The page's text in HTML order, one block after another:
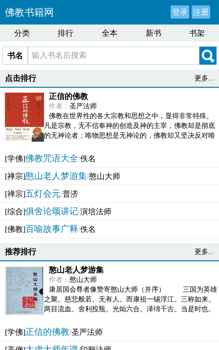
佛教书籍网 登录 注册
分类 排行 全本 新书 书架
书名
点击排行 更多...
正信的佛教
作者： 圣严法师
佛教在世界性的各大宗教和思想之中，显得非常特殊。
凡是宗教，无不信奉神的创造及神的主宰，佛教却是彻底
的无神论者；唯物思想是无神论的，佛教却又坚决反对唯
[学佛]佛教咒语大全/佚名
[禅宗]憨山老人梦游集/憨山大师
[禅宗]五灯会元/普济
[综合]俱舍论颂讲记/演培法师
[佛教]百喻故事广释/佚名
推荐排行 更多...
憨山老人梦游集
作者： 憨山大师
康居国会尊者像赞寄憨山大师（并序） 三国为英雄
之聚。慈悲般若。无有人。而康祖一锡浮江。三称如来。
两目流血。舍利投瓶。光灿六合。泽绵千古。当是时也。
[学佛]正信的佛教/圣严法师